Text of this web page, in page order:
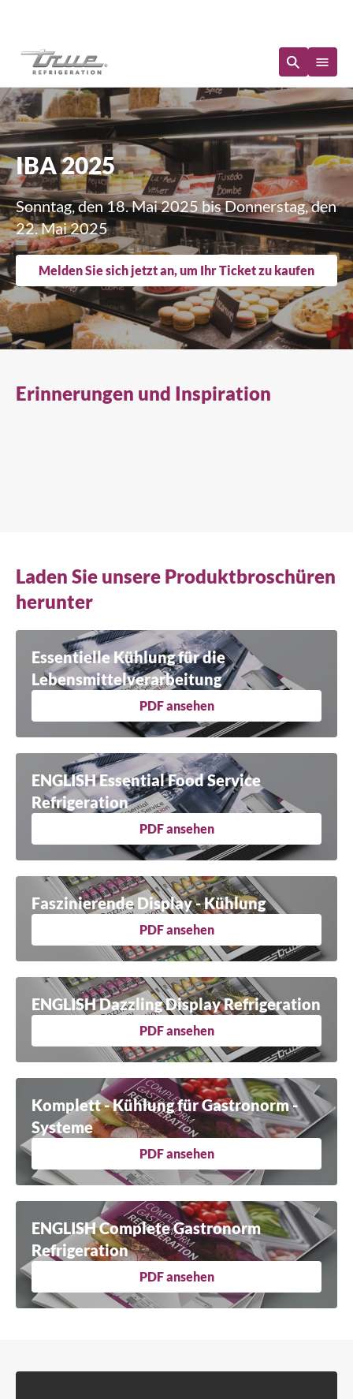
IBA 2025
Sonntag, den 18. Mai 2025 bis Donnerstag, den
22. Mai 2025
Melden Sie sich jetzt an, um Ihr Ticket zu kaufen
Erinnerungen und Inspiration
Laden Sie unsere Produktbroschüren
herunter
Essentielle Kühlung für die
Lebensmittelverarbeitung
PDF ansehen
ENGLISH Essential Food Service
Refrigeration
PDF ansehen
Faszinierende Display - Kühlung
PDF ansehen
ENGLISH Dazzling Display Refrigeration
PDF ansehen
Komplett - Kühlung für Gastronorm -
Systeme
PDF ansehen
ENGLISH Complete Gastronorm
Refrigeration
PDF ansehen